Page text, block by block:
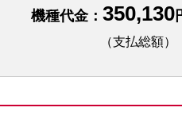
機種代金： 350,130
（支払総額）